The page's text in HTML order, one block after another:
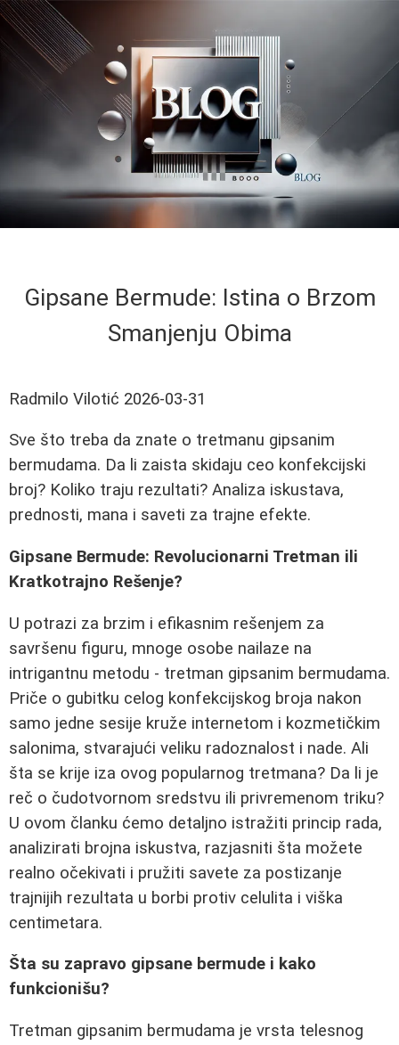
Gipsane Bermude: Istina o Brzom
Smanjenju Obima
Radmilo Vilotić 2026-03-31
Sve što treba da znate o tretmanu gipsanim
bermudama. Da li zaista skidaju ceo konfekcijski
broj? Koliko traju rezultati? Analiza iskustava,
prednosti, mana i saveti za trajne efekte.
Gipsane Bermude: Revolucionarni Tretman ili
Kratkotrajno Rešenje?
U potrazi za brzim i efikasnim rešenjem za
savršenu figuru, mnoge osobe nailaze na
intrigantnu metodu - tretman gipsanim bermudama.
Priče o gubitku celog konfekcijskog broja nakon
samo jedne sesije kruže internetom i kozmetičkim
salonima, stvarajući veliku radoznalost i nade. Ali
šta se krije iza ovog popularnog tretmana? Da li je
reč o čudotvornom sredstvu ili privremenom triku?
U ovom članku ćemo detaljno istražiti princip rada,
analizirati brojna iskustva, razjasniti šta možete
realno očekivati i pružiti savete za postizanje
trajnijih rezultata u borbi protiv celulita i viška
centimetara.
Šta su zapravo gipsane bermude i kako
funkcionišu?
Tretman gipsanim bermudama je vrsta telesnog